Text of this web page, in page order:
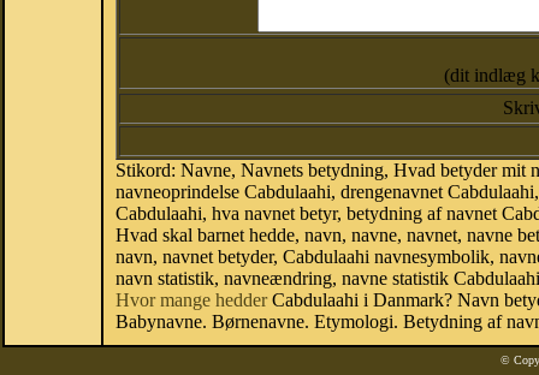
(dit indlæg
Stikord: Navne, Navnets betydning, Hvad betyder mit
navneoprindelse Cabdulaahi, drengenavnet
Cabdulaahi, hva navnet betyr, betydning af navnet
Hvad skal barnet hedde, navn, navne, navnet, navne
navn, navnet betyder, Cabdulaahi navnesymbolik,
navn statistik, navneændring, navne statistik
Hvor mange hedderCabdulaahi i Danmark? Navn
Babynavne. Børnenavne. Etymologi. Betydning af
©